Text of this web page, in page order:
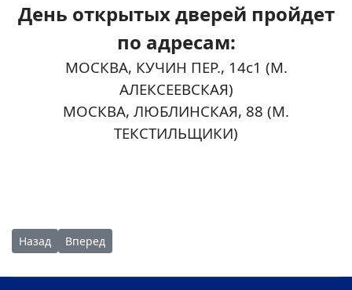
День открытых дверей пройдет
по адресам:
МОСКВА, КУЧИН ПЕР., 14c1 (М.
АЛЕКСЕЕВСКАЯ)
МОСКВА, ЛЮБЛИНСКАЯ, 88 (М.
ТЕКСТИЛЬЩИКИ)
Предыдущий: День открытых дверей в МКТ принял гостей
Назад Следующий: Студентка МКТ победила во
Вперед